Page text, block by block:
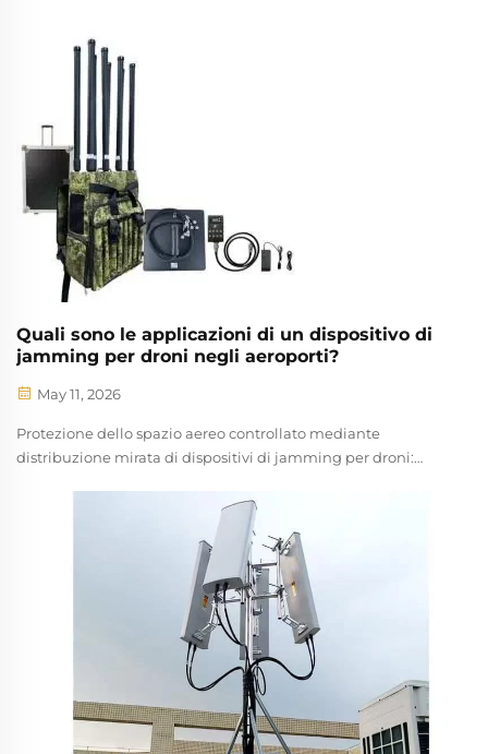
(UAS) dovrebbero superare i 43 miliardi di dollari entro il
2028 (Statista, 2024), ma anche le preoccupazioni in materia
di sicurezza sono in forte aumento. I sistemi aeromobili
senza pilota (UAS) sono ormai impiegati...
Quali sono le applicazioni di un dispositivo di
jamming per droni negli aeroporti?
May 11, 2026
Protezione dello spazio aereo controllato mediante
distribuzione mirata di dispositivi di jamming per droni:
neutralizzare droni non autorizzati nelle vicinanze delle
piste di atterraggio. La tecnologia di jamming a
radiofrequenza costituisce la prima linea di difesa contro i
droni fuori controllo in situazioni critiche...